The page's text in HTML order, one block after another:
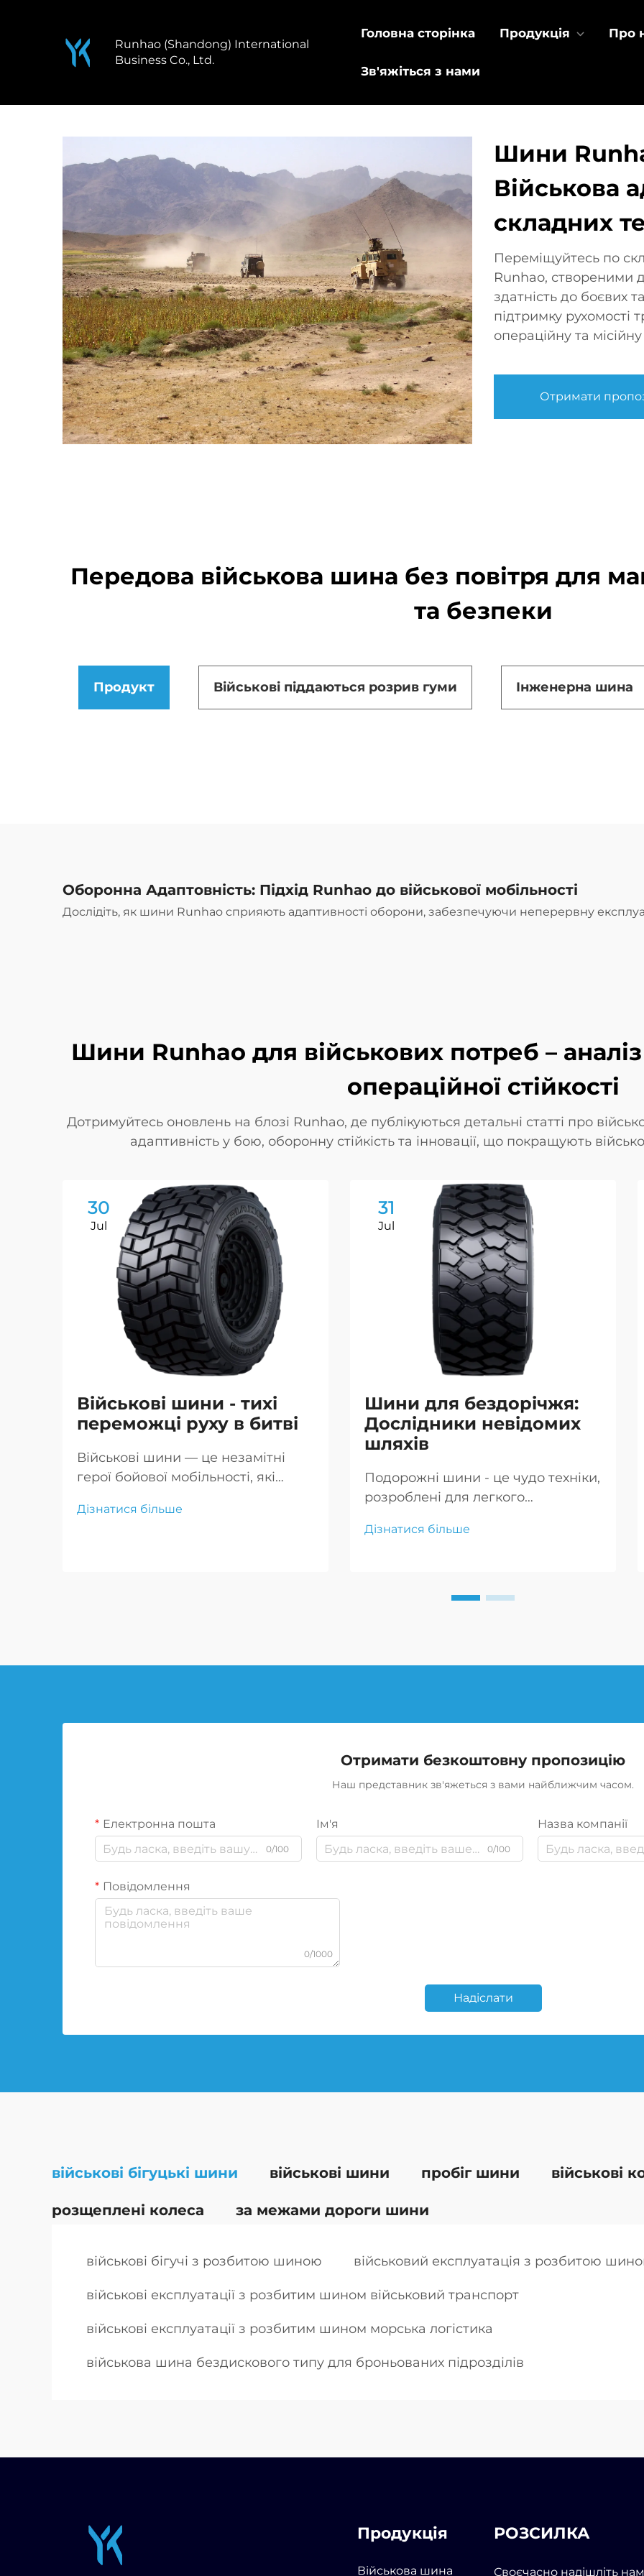
Runhao (Shandong) International
Business Co., Ltd.
Головна сторінка Продукція Про
Зв'яжіться з нами
Шини
Військова
складних
Переміщуйтесь по
Runhao, створеними
здатність до боєвих
підтримку рухомості
операційну та
Отримати
Передова військова шина без повітря для
та безпеки
Продукт Військові піддаються розрив гуми Інженерна шина
Оборонна Адаптовність: Підхід Runhao до військової мобільності
Дослідіть, як шини Runhao сприяють адаптивності оборони, забезпечуючи неперервну
Шини Runhao для військових потреб –
операційної стійкості
Дотримуйтесь оновлень на блозі Runhao, де публікуються детальні статті про
адаптивність у бою, оборонну стійкість та інновації, що покращують
30
Jul
Військові шини - тихі
переможці руху в битві
Військові шини — це незамітні
герої бойової мобільності, які
транспорту по складних теренах
Дізнатися більше
31
Jul
Шини для бездорічжя:
Дослідники невідомих
шляхів
Подорожні шини - це чудо техніки,
розроблені для легкого
місцевостям, що дозволяє
Дізнатися більше
Отримати безкоштовну пропозицію
Наш представник зв'яжеться з вами найближчим часом.
Електронна пошта
0/100
Ім'я
0/100
Назва компанії
Повідомлення
0/1000
Надіслати
військові бігуцькі шини військові шини пробіг шини військові
розщеплені колеса за межами дороги шини
військові бігучі з розбитою шиною військовий експлуатація з розбитою
військові експлуатації з розбитим шином військовий транспорт
військові експлуатації з розбитим шином морська логістика
військова шина бездискового типу для броньованих підрозділів
Продукція
Військова шина
РОЗСИЛКА
Своєчасно надішліть нам